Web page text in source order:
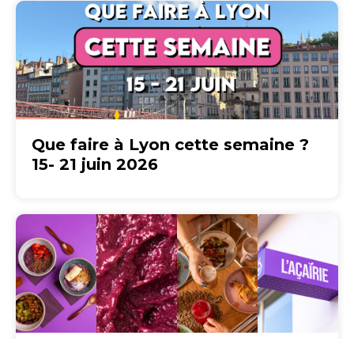
Que faire à Lyon cette semaine ?
15- 21 juin 2026